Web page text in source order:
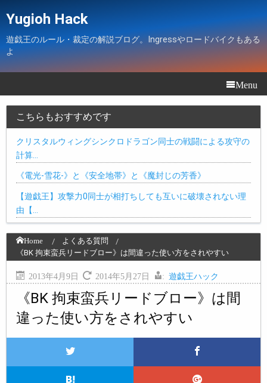
Yugioh Hack
遊戯王のルール・裁定の解説ブログ。Ingressやロードバイクもある
よ
Menu
こちらもおすすめです
クリスタルウィングシンクロドラゴン同士の戦闘による攻守の
計算…
《電光-雪花-》と《安全地帯》と《魔封じの芳香》
【遊戯王】攻撃力0同士が相打ちしても互いに破壊されない理
由【…
Home
よくある質問
《BK 拘束蛮兵リードブロー》は間違った使い方をされやすい
2013年4月9日 2014年5月27日 : 遊戯王ハック
《BK 拘束蛮兵リードブロー》は間
違った使い方をされやすい